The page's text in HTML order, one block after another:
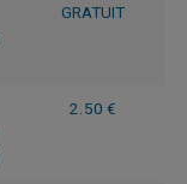
GRATUIT
2.50 €